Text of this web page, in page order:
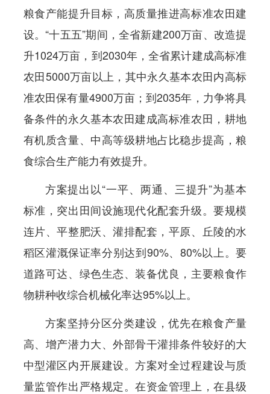
粮食产能提升目标，高质量推进高标准农田建
设。“十五五”期间，全省新建200万亩、改造提
升1024万亩，到2030年，全省累计建成高标准
农田5000万亩以上，其中永久基本农田内高标
准农田保有量4900万亩；到2035年，力争将具
备条件的永久基本农田建成高标准农田，耕地
有机质含量、中高等级耕地占比稳步提高，粮
食综合生产能力有效提升。
方案提出以“一平、两通、三提升”为基本
标准，突出田间设施现代化配套升级。要规模
连片、平整肥沃、灌排配套，平原、丘陵的水
稻区灌溉保证率分别达到90%、80%以上。要
道路可达、绿色生态、装备优良，主要粮食作
物耕种收综合机械化率达95%以上。
方案坚持分区分类建设，优先在粮食产量
高、增产潜力大、外部骨干灌排条件较好的大
中型灌区内开展建设。方案对全过程建设与质
量监管作出严格规定。在资金管理上，在县级